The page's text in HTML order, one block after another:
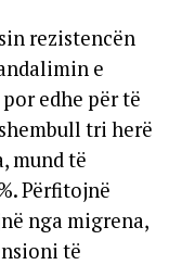
rezistencën
e
edhe për të
tri herë
mund të
Përfitojnë
nga migrena,
të